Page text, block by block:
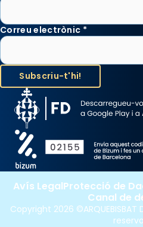
Correu electrònic *
Copyright 2026 ©ARQUEBISBAT
Avís LegalProtecció de
Canal de